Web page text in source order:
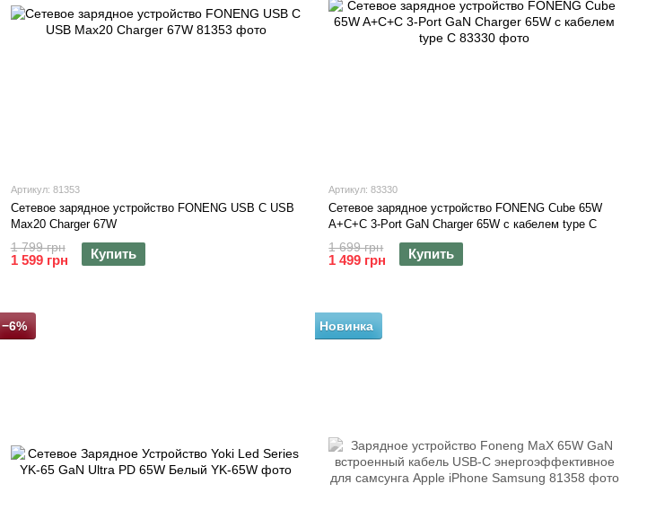
Артикул: 81353
Сетевое зарядное устройство FONENG USB C USB
Max20 Charger 67W
1 799 грн
1 599 грн Купить
Артикул: 83330
Сетевое зарядное устройство FONENG Cube 65W
A+C+C 3-Port GaN Charger 65W с кабелем type C
1 699 грн
1 499 грн Купить
−6% Новинка